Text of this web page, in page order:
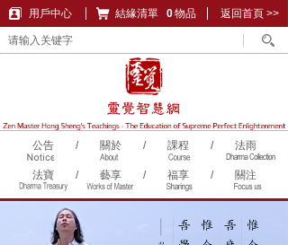
結緣清單
購物車 0物品
用戶中心 返回首頁 >>
公告/ 關於/ 課程 / 法雨
法寶/ 藝享/ 福享/ 關注